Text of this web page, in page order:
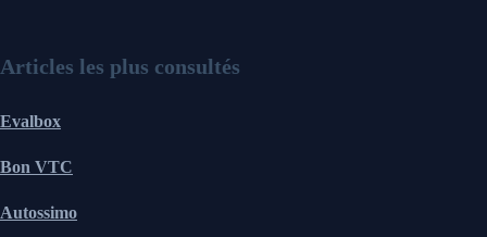
Articles les plus consultés
Evalbox
Bon VTC
Autossimo